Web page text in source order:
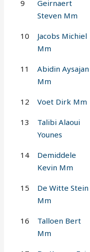
9
Geirnaert
Steven Mm
10
Jacobs Michiel
Mm
11
Abidin Aysajan
Mm
12 Voet Dirk Mm
13
Talibi Alaoui
Younes
14
Demiddele
Kevin Mm
15
De Witte Stein
Mm
16
Talloen Bert
Mm